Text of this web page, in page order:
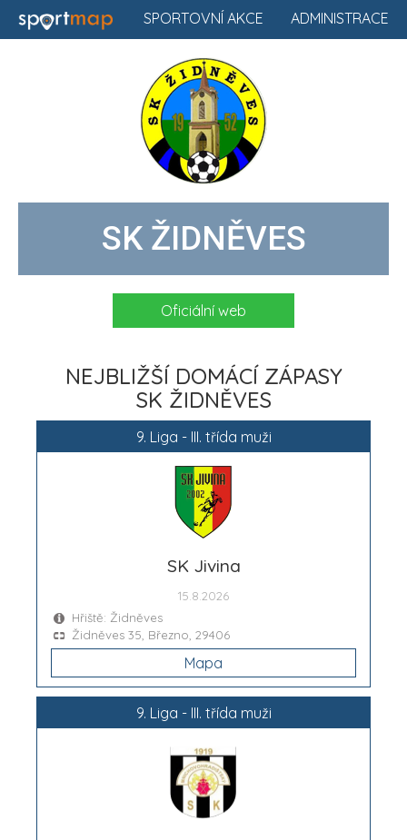
ADMINISTRACE
SPORTOVNÍ AKCE
SK ŽIDNĚVES
Oficiální web
NEJBLIŽŠÍ DOMÁCÍ ZÁPASY
SK ŽIDNĚVES
9. Liga - III. třída muži
SK Jivina
15.8.2026
Hřiště: Židněves
Židněves 35, Březno, 29406
Mapa
9. Liga - III. třída muži